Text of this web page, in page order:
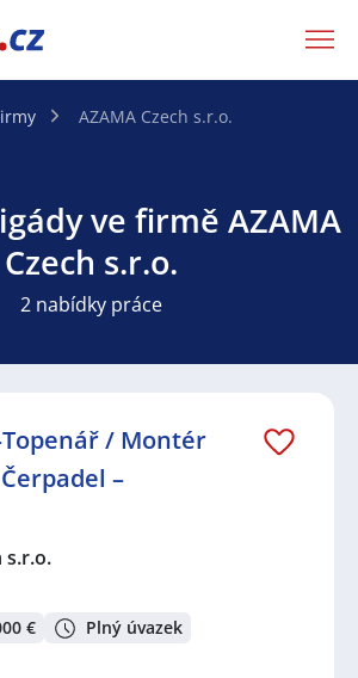
AZAMA Czech s.r.o.
ve firmě AZAMA
Czech s.r.o.
2 nabídky práce
/ Montér
–
s.r.o.
€ Plný úvazek